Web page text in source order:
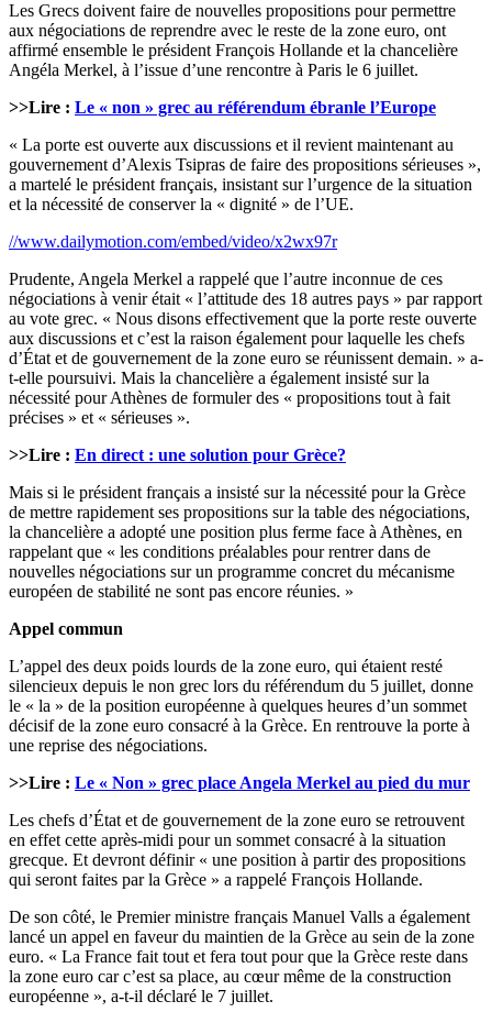
Les Grecs doivent faire de nouvelles propositions pour permettre
aux négociations de reprendre avec le reste de la zone euro, ont
affirmé ensemble le président François Hollande et la chancelière
Angéla Merkel, à l’issue d’une rencontre à Paris le 6 juillet.
>>Lire : Le « non » grec au référendum ébranle l’Europe
« La porte est ouverte aux discussions et il revient maintenant au
gouvernement d’Alexis Tsipras de faire des propositions sérieuses »,
a martelé le président français, insistant sur l’urgence de la situation
et la nécessité de conserver la « dignité » de l’UE.
//www.dailymotion.com/embed/video/x2wx97r
Prudente, Angela Merkel a rappelé que l’autre inconnue de ces
négociations à venir était « l’attitude des 18 autres pays » par rapport
au vote grec. « Nous disons effectivement que la porte reste ouverte
aux discussions et c’est la raison également pour laquelle les chefs
d’État et de gouvernement de la zone euro se réunissent demain. » a-
t-elle poursuivi. Mais la chancelière a également insisté sur la
nécessité pour Athènes de formuler des « propositions tout à fait
précises » et « sérieuses ».
>>Lire : En direct : une solution pour Grèce?
Mais si le président français a insisté sur la nécessité pour la Grèce
de mettre rapidement ses propositions sur la table des négociations,
la chancelière a adopté une position plus ferme face à Athènes, en
rappelant que « les conditions préalables pour rentrer dans de
nouvelles négociations sur un programme concret du mécanisme
européen de stabilité ne sont pas encore réunies. »
Appel commun
L’appel des deux poids lourds de la zone euro, qui étaient resté
silencieux depuis le non grec lors du référendum du 5 juillet, donne
le « la » de la position européenne à quelques heures d’un sommet
décisif de la zone euro consacré à la Grèce. En rentrouve la porte à
une reprise des négociations.
>>Lire : Le « Non » grec place Angela Merkel au pied du mur
Les chefs d’État et de gouvernement de la zone euro se retrouvent
en effet cette après-midi pour un sommet consacré à la situation
grecque. Et devront définir « une position à partir des propositions
qui seront faites par la Grèce » a rappelé François Hollande.
De son côté, le Premier ministre français Manuel Valls a également
lancé un appel en faveur du maintien de la Grèce au sein de la zone
euro. « La France fait tout et fera tout pour que la Grèce reste dans
la zone euro car c’est sa place, au cœur même de la construction
européenne », a-t-il déclaré le 7 juillet.